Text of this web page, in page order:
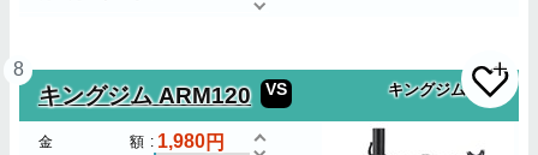
8
キングジム ARM120 VS キングジム
金額 1,980